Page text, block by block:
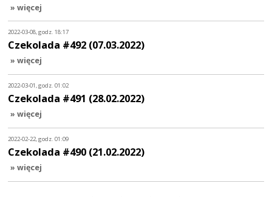
» więcej
2022-03-08, godz. 18:17
Czekolada #492 (07.03.2022)
» więcej
2022-03-01, godz. 01:02
Czekolada #491 (28.02.2022)
» więcej
2022-02-22, godz. 01:09
Czekolada #490 (21.02.2022)
» więcej